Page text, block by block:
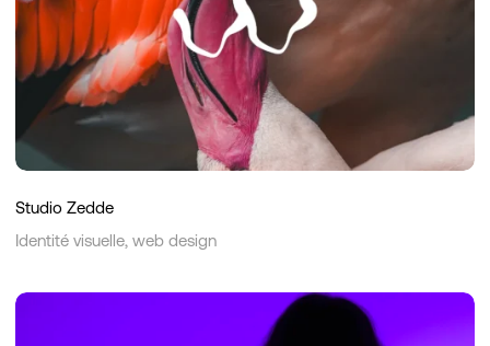
Studio Zedde
Identité visuelle, web design
hirro